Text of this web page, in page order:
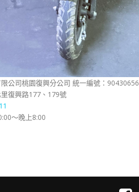
公司桃園復興分公司 統一編號：90430656
復興路177、179號
～晚上8:00